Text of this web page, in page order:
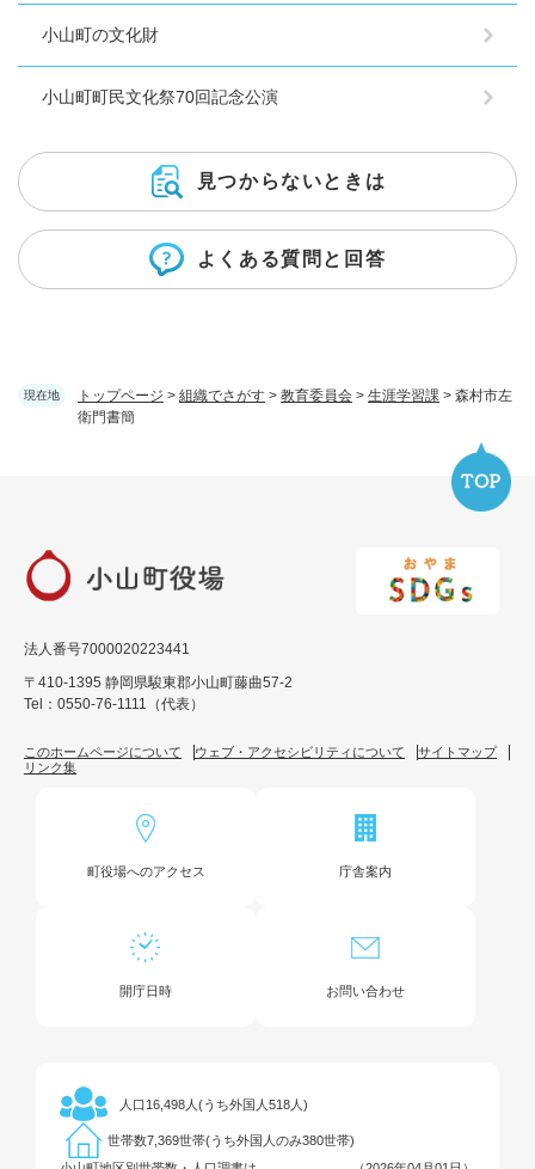
現在地 トップページ > 組織でさがす > 教育委員会 > 生涯学習課 > 森村市左
衛門書簡
小山町の文化財
小山町町民文化祭70回記念公演
見つからないときは
よくある質問と回答
法人番号7000020223441
〒410-1395 静岡県駿東郡小山町藤曲57-2
Tel：0550-76-1111（代表）
このホームページについて ウェブ・アクセシビリティについて
サイトマップ
リンク集
町役場へのアクセス 庁舎案内
開庁日時 お問い合わせ
人口 16,498人(うち外国人518人)
世帯数7,369世帯(うち外国人のみ380世帯)